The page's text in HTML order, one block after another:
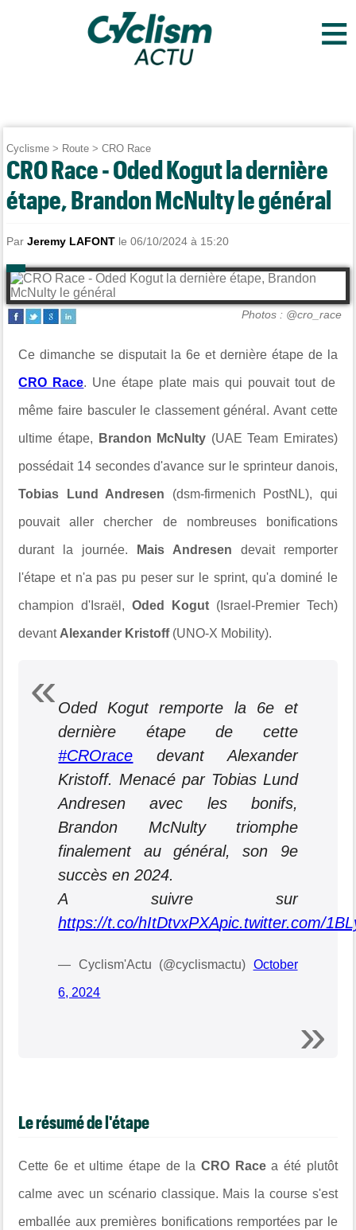
≡
Cyclisme > Route >CRO Race
CRO Race - Oded Kogut la dernière
étape, Brandon McNulty le général
ParJeremy LAFONT le 06/10/2024 à 15:20
Photos : @cro_race
Ce dimanche se disputait la 6e et dernière étape de la
CRO Race. Une étape plate mais qui pouvait tout de
même faire basculer le classement général. Avant cette
ultime étape, Brandon McNulty (UAE Team Emirates)
possédait 14 secondes d'avance sur le sprinteur danois,
Tobias Lund Andresen (dsm-firmenich PostNL), qui
pouvait aller chercher de nombreuses bonifications
durant la journée. Mais Andresen devait remporter
l'étape et n'a pas pu peser sur le sprint, qu'a dominé le
champion d'Israël,Oded Kogut(Israel-Premier Tech)
devant Alexander Kristoff(UNO-X Mobility).
Oded Kogut remporte la 6e et
dernière étape de cette
#CROrace devant Alexander
Kristoff. Menacé par Tobias Lund
Andresen avec les bonifs,
Brandon McNulty triomphe
finalement au général, son 9e
succès en 2024.
A suivre sur
https://t.co/hItDtvxPXApic.twitter.com/
— Cyclism'Actu (@cyclismactu) October
6, 2024
Le résumé de l'étape
Cette 6e et ultime étape de la CRO Racea été plutôt
calme avec un scénario classique. Mais la course s'est
emballée aux premières bonifications remportées par le